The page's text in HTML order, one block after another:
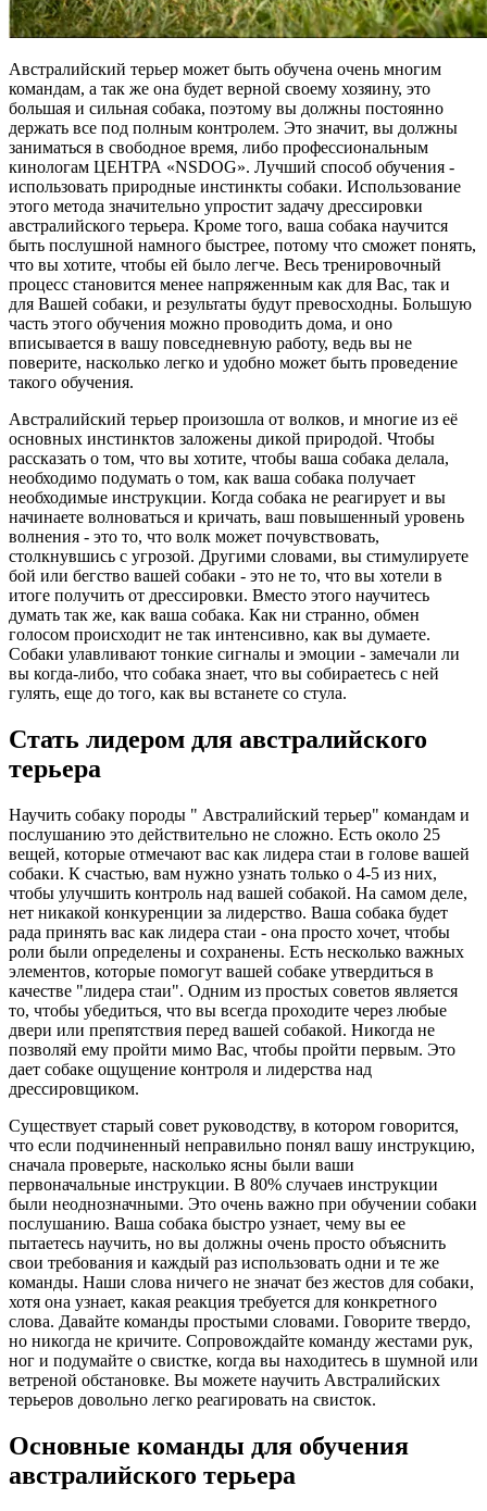
Австралийский терьер может быть обучена очень многим
командам, а так же она будет верной своему хозяину, это
большая и сильная собака, поэтому вы должны постоянно
держать все под полным контролем. Это значит, вы должны
заниматься в свободное время, либо профессиональным
кинологам ЦЕНТРА «NSDOG». Лучший способ обучения -
использовать природные инстинкты собаки. Использование
этого метода значительно упростит задачу дрессировки
австралийского терьера. Кроме того, ваша собака научится
быть послушной намного быстрее, потому что сможет понять,
что вы хотите, чтобы ей было легче. Весь тренировочный
процесс становится менее напряженным как для Вас, так и
для Вашей собаки, и результаты будут превосходны. Большую
часть этого обучения можно проводить дома, и оно
вписывается в вашу повседневную работу, ведь вы не
поверите, насколько легко и удобно может быть проведение
такого обучения.
Австралийский терьер произошла от волков, и многие из её
основных инстинктов заложены дикой природой. Чтобы
рассказать о том, что вы хотите, чтобы ваша собака делала,
необходимо подумать о том, как ваша собака получает
необходимые инструкции. Когда собака не реагирует и вы
начинаете волноваться и кричать, ваш повышенный уровень
волнения - это то, что волк может почувствовать,
столкнувшись с угрозой. Другими словами, вы стимулируете
бой или бегство вашей собаки - это не то, что вы хотели в
итоге получить от дрессировки. Вместо этого научитесь
думать так же, как ваша собака. Как ни странно, обмен
голосом происходит не так интенсивно, как вы думаете.
Собаки улавливают тонкие сигналы и эмоции - замечали ли
вы когда-либо, что собака знает, что вы собираетесь с ней
гулять, еще до того, как вы встанете со стула.
Стать лидером для австралийского
терьера
Научить собаку породы " Австралийский терьер" командам и
послушанию это действительно не сложно. Есть около 25
вещей, которые отмечают вас как лидера стаи в голове вашей
собаки. К счастью, вам нужно узнать только о 4-5 из них,
чтобы улучшить контроль над вашей собакой. На самом деле,
нет никакой конкуренции за лидерство. Ваша собака будет
рада принять вас как лидера стаи - она просто хочет, чтобы
роли были определены и сохранены. Есть несколько важных
элементов, которые помогут вашей собаке утвердиться в
качестве "лидера стаи". Одним из простых советов является
то, чтобы убедиться, что вы всегда проходите через любые
двери или препятствия перед вашей собакой. Никогда не
позволяй ему пройти мимо Вас, чтобы пройти первым. Это
дает собаке ощущение контроля и лидерства над
дрессировщиком.
Существует старый совет руководству, в котором говорится,
что если подчиненный неправильно понял вашу инструкцию,
сначала проверьте, насколько ясны были ваши
первоначальные инструкции. В 80% случаев инструкции
были неоднозначными. Это очень важно при обучении собаки
послушанию. Ваша собака быстро узнает, чему вы ее
пытаетесь научить, но вы должны очень просто объяснить
свои требования и каждый раз использовать одни и те же
команды. Наши слова ничего не значат без жестов для собаки,
хотя она узнает, какая реакция требуется для конкретного
слова. Давайте команды простыми словами. Говорите твердо,
но никогда не кричите. Сопровождайте команду жестами рук,
ног и подумайте о свистке, когда вы находитесь в шумной или
ветреной обстановке. Вы можете научить Австралийских
терьеров довольно легко реагировать на свисток.
Основные команды для обучения
австралийского терьера